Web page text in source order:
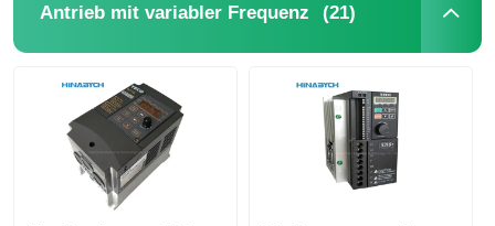
Antrieb mit variabler Frequenz (21)